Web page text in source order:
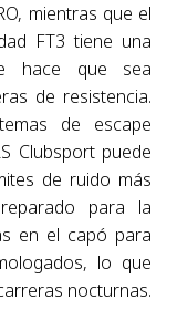
mientras que el
FT3 tiene una
hace que sea
de resistencia.
de escape
Clubsport puede
de ruido más
para la
en el capó para
lo que
nocturnas.